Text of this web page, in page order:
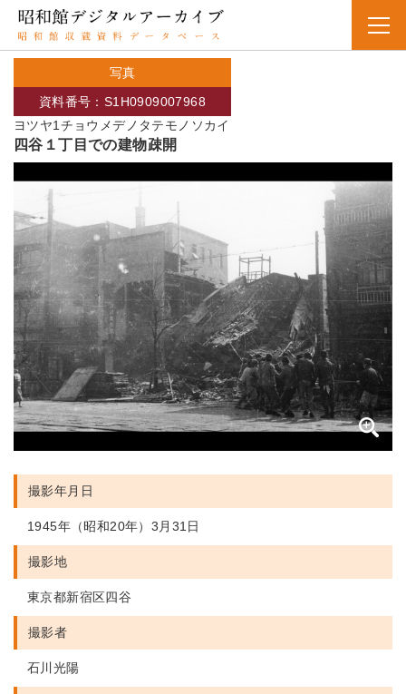
写真
ヨツヤ1チョウメデノタテモノソカイ
資料番号：S1H0909007968
四谷１丁目での建物疎開
撮影年月日
1945年（昭和20年）3月31日
撮影地
東京都新宿区四谷
撮影者
石川光陽